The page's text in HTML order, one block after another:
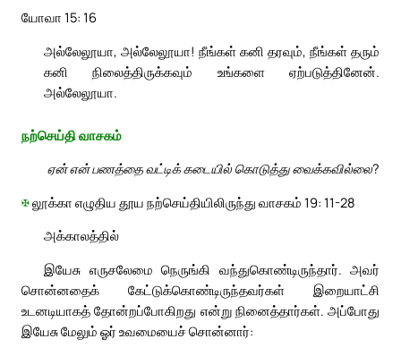
யோவா 15: 16
அல்லேலூயா, அல்லேலூயா! நீங்கள் கனி தரவும், நீங்கள் தரும்
கனி நிலைத்திருக்கவும் உங்களை ஏற்படுத்தினேன்.
அல்லேலூயா.
நற்செய்தி வாசகம்
ஏன் என் பணத்தை வட்டிக் கடையில் கொடுத்து வைக்கவில்லை?
✠லூக்கா எழுதிய தூய நற்செய்தியிலிருந்து வாசகம் 19: 11-28
அக்காலத்தில்
இயேசு எருசலேமை நெருங்கி வந்துகொண்டிருந்தார். அவர்
சொன்னதைக் கேட்டுக்கொண்டிருந்தவர்கள் இறையாட்சி
உடனடியாகத் தோன்றப்போகிறது என்று நினைத்தார்கள். அப்போது
இயேசு மேலும் ஓர் உவமையைச் சொன்னார்: